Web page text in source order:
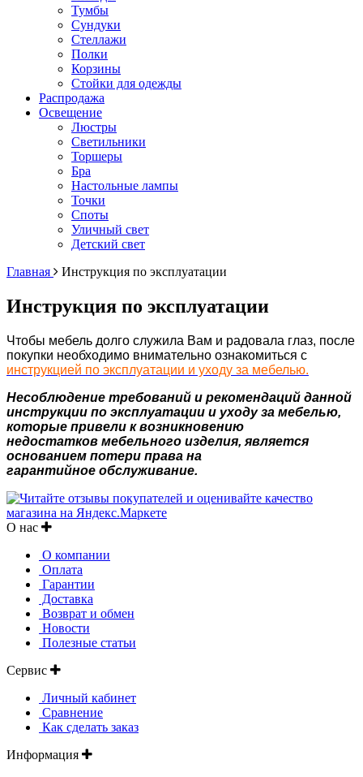
Тумбы
Сундуки
Стеллажи
Полки
Корзины
Стойки для одежды
Распродажа
Освещение
Люстры
Светильники
Торшеры
Бра
Настольные лампы
Точки
Споты
Уличный свет
Детский свет
Главная
Инструкция по эксплуатации
Инструкция по эксплуатации
Чтобы мебель долго служила Вам и радовала глаз, после
покупки необходимо внимательно ознакомиться с
инструкцией по эксплуатации и уходу за мебелью.
Несоблюдение требований и рекомендаций данной
инструкции по эксплуатации и уходу за мебелью,
которые привели к возникновению
недостатков мебельного изделия, является
основанием потери права на
гарантийное обслуживание.
О нас
О компании
Оплата
Гарантии
Доставка
Возврат и обмен
Новости
Полезные статьи
Сервис
Личный кабинет
Сравнение
Как сделать заказ
Информация